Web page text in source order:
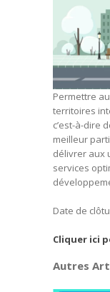
Permettre
territoires
c’est-à-dire
meilleur
délivrer aux
services
Date de
Cliquer ici
Autres